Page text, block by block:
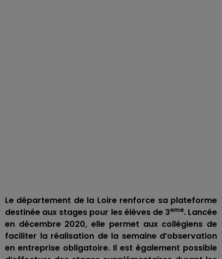
Le département de la Loire renforce sa plateforme
destinée aux stages pour les élèves de 3eme. Lancée
en décembre 2020, elle permet aux collégiens de
faciliter la réalisation de la semaine d’observation
en entreprise obligatoire. Il est également possible